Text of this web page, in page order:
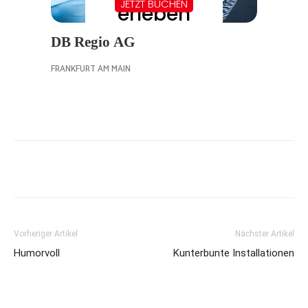
Vorheriger Artikel
Humorvoll
Nächster Artikel
Kunterbunte Installationen